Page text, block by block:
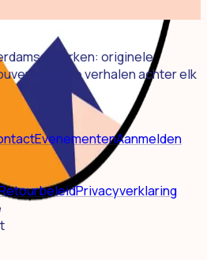
merken: originele
en de verhalen achter elk
EvenementenAanmelden
Privacyverklaring